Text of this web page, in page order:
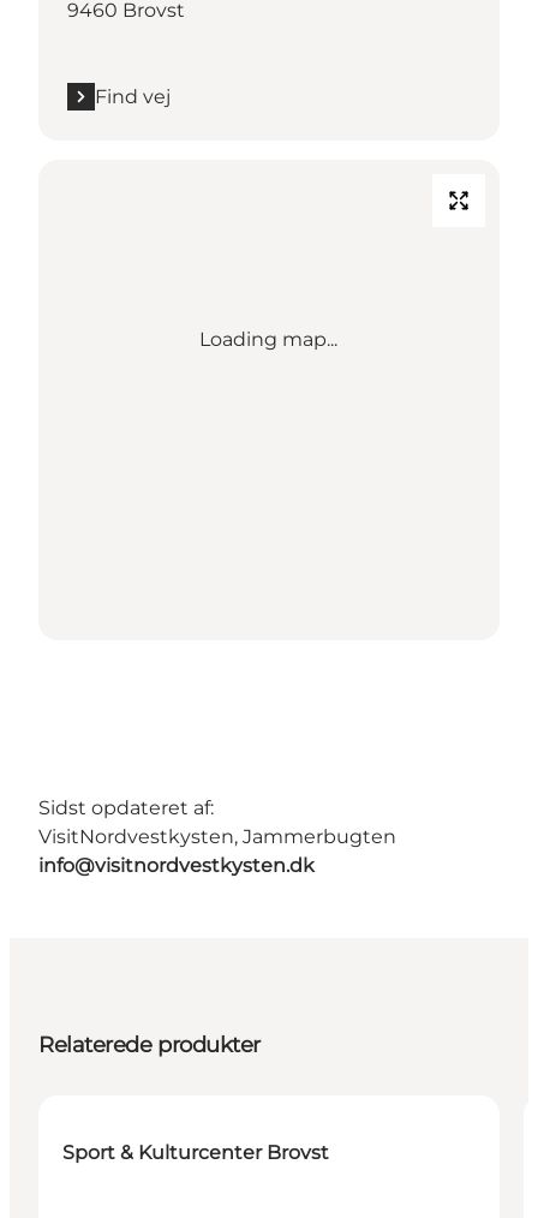
9460 Brovst
Find vej
Loading map...
Sidst opdateret af:
VisitNordvestkysten, Jammerbugten
info@visitnordvestkysten.dk
Relaterede produkter
Sport & Kulturcenter Brovst